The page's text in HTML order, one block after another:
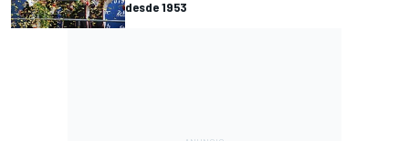
desde 1953